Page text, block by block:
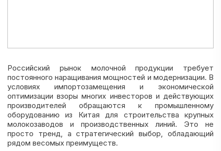
Российский рынок молочной продукции требует
постоянного наращивания мощностей и модернизации. В
условиях импортозамещения и экономической
оптимизации взоры многих инвесторов и действующих
производителей обращаются к промышленному
оборудованию из Китая для строительства крупных
молокозаводов и производственных линий. Это не
просто тренд, а стратегический выбор, обладающий
рядом весомых преимуществ.